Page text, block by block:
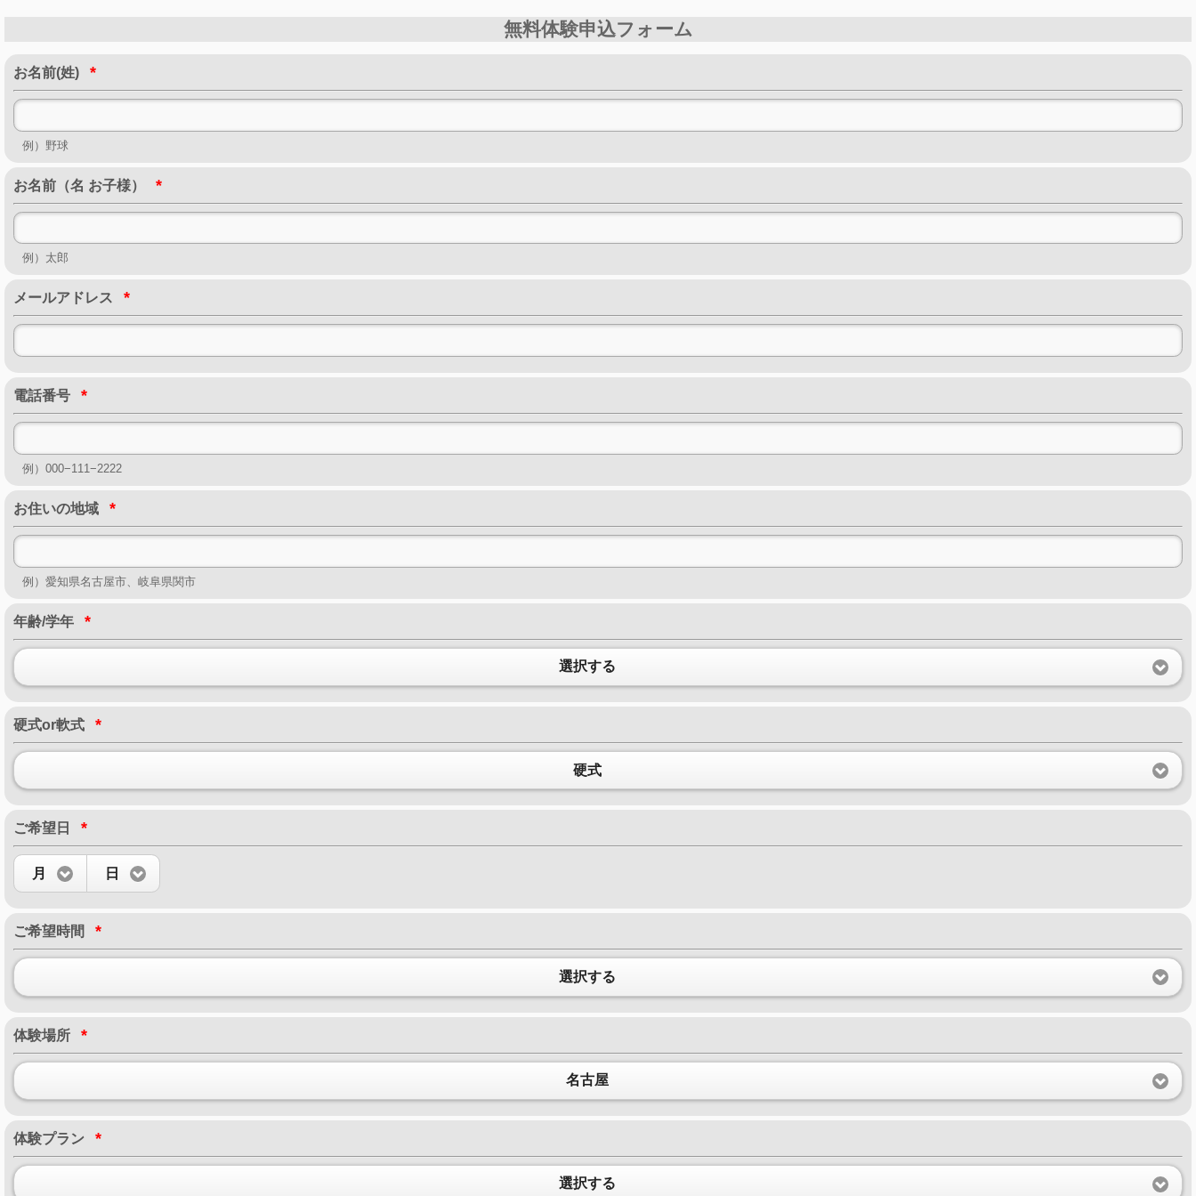
無料体験申込フォーム
お名前(姓) *
例）野球
お名前（名 お子様） *
例）太郎
メールアドレス *
電話番号 *
例）000−111−2222
お住いの地域 *
例）愛知県名古屋市、岐阜県関市
年齢/学年 *
選択する
硬式or軟式 *
硬式
ご希望日 *
月 日
ご希望時間 *
選択する
体験場所 *
名古屋
体験プラン *
選択する